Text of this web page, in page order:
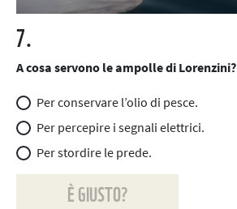
7.
A cosa servono le ampolle di Lorenzini?
Per conservare l’olio di pesce.
Per percepire i segnali elettrici.
Per stordire le prede.
È GIUSTO?